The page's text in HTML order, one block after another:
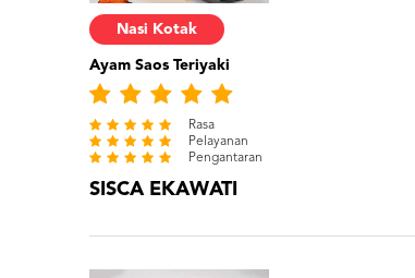
Nasi Kotak
Ayam Saos Teriyaki
Rasa
Pelayanan
Pengantaran
SISCA EKAWATI